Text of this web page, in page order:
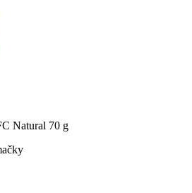
Natural 70 g